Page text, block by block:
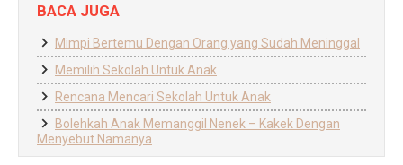
BACA JUGA
Mimpi Bertemu Dengan Orang yang Sudah Meninggal
Memilih Sekolah Untuk Anak
Rencana Mencari Sekolah Untuk Anak
Bolehkah Anak Memanggil Nenek – Kakek Dengan
Menyebut Namanya